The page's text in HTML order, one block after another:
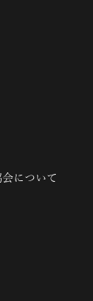
について